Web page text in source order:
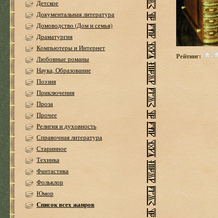
Детское
Документальная литература
Домоводство (Дом и семья)
Драматургия
Компьютеры и Интернет
Любовные романы
Наука, Образование
Поэзия
Приключения
Проза
Прочее
Религия и духовность
Справочная литература
Старинное
Техника
Фантастика
Фольклор
Юмор
Список всех жанров
Рейтинг: